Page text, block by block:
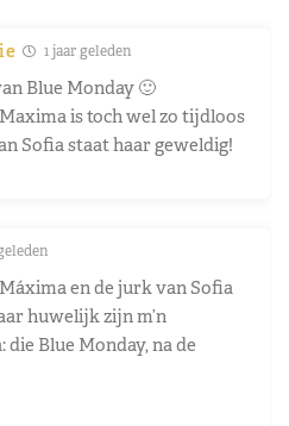
1 jaar geleden
Blue Monday 🙂
is toch wel zo tijdloos
Sofia staat haar geweldig!
en de jurk van Sofia
huwelijk zijn m’n
Blue Monday, na de